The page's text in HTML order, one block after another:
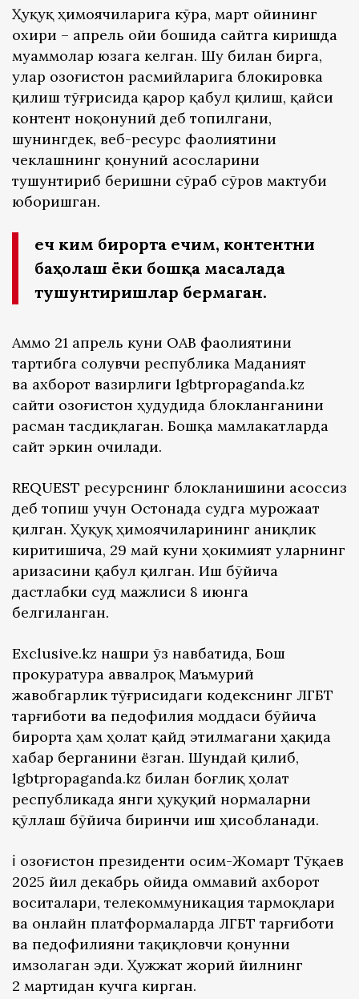
Ҳуқуқ ҳимоячиларига кўра, март ойининг
охири – апрель ойи бошида сайтга киришда
муаммолар юзага келган. Шу билан бирга,
улар Қозоғистон расмийларига блокировка
қилиш тўғрисида қарор қабул қилиш, қайси
контент ноқонуний деб топилгани,
шунингдек, веб-ресурс фаолиятини
чеклашнинг қонуний асосларини
тушунтириб беришни сўраб сўров мактуби
юборишган.
Ҳеч ким бирорта ечим, контентни
баҳолаш ёки бошқа масалада
тушунтиришлар бермаган.
Аммо 21 апрель куни ОАВ фаолиятини
тартибга солувчи республика Маданият
ва ахборот вазирлиги lgbtpropaganda.kz
сайти Қозоғистон ҳудудида блокланганини
расман тасдиқлаган. Бошқа мамлакатларда
сайт эркин очилади.
REQUEST ресурснинг блокланишини асоссиз
деб топиш учун Остонада судга мурожаат
қилган. Ҳуқуқ ҳимоячиларининг аниқлик
киритишича, 29 май куни ҳокимият уларнинг
аризасини қабул қилган. Иш бўйича
дастлабки суд мажлиси 8 июнга
белгиланган.
Exclusive.kz нашри ўз навбатида, Бош
прокуратура аввалроқ Маъмурий
жавобгарлик тўғрисидаги кодекснинг ЛГБТ
тарғиботи ва педофилия моддаси бўйича
бирорта ҳам ҳолат қайд этилмагани ҳақида
хабар берганини ёзган. Шундай қилиб,
lgbtpropaganda.kz билан боғлиқ ҳолат
республикада янги ҳуқуқий нормаларни
қўллаш бўйича биринчи иш ҳисобланади.
ℹ️ Қозоғистон президенти Қосим-Жомарт Тўқаев
2025 йил декабрь ойида оммавий ахборот
воситалари, телекоммуникация тармоқлари
ва онлайн платформаларда ЛГБТ тарғиботи
ва педофилияни тақиқловчи қонунни
имзолаган эди. Ҳужжат жорий йилнинг
2 мартидан кучга кирган.